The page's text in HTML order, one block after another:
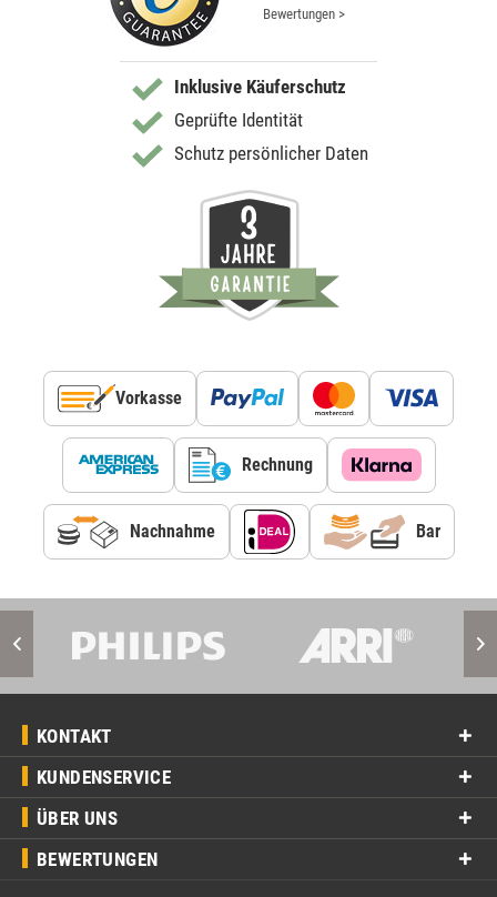
Bewertungen >
Inklusive Käuferschutz
Geprüfte Identität
Schutz persönlicher Daten
Vorkasse
Rechnung
Nachnahme Bar
KONTAKT
KUNDENSERVICE
ÜBER UNS
BEWERTUNGEN